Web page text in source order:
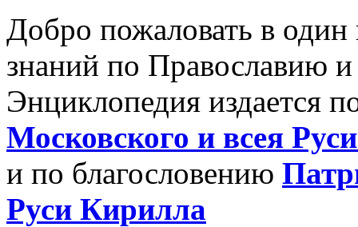
Добро пожаловать в
знаний по Православию
Энциклопедия издается
Московского и всея
и по благословению
Руси Кирилла